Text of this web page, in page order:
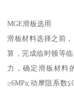
MGE滑板选用
滑板材料选择之前
算，完成临时顿等
力，确定滑板材料
≥6MPa;动摩阻系数